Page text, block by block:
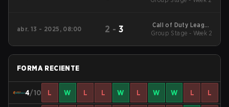
abr. 13 - 2025, 08:00 2 -3
Call of Duty League
2025 Regular Season
Group Stage - Week 2
FORMA RECIENTE
4/10 L W L L W L W W L L